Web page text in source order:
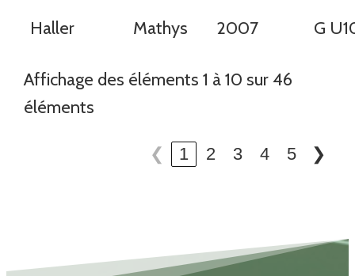
Haller
Mathys 2007 G
Affichage des éléments 1 à 10 sur 46
éléments
❮ 1 2 3 4 5 ❯